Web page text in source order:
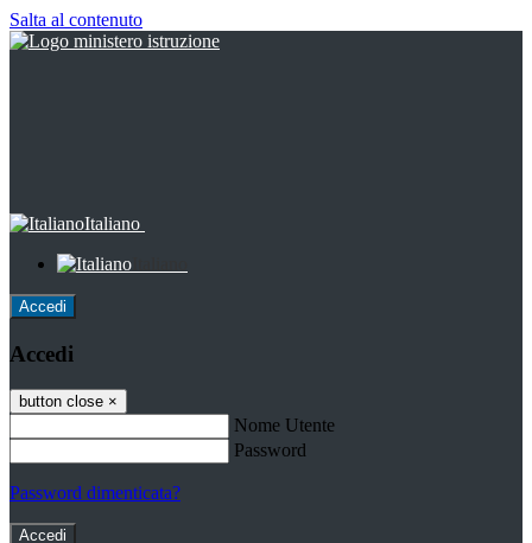
Salta al contenuto
Italiano
Accedi
Accedi
button close ×
Nome Utente
Password
Password dimenticata?